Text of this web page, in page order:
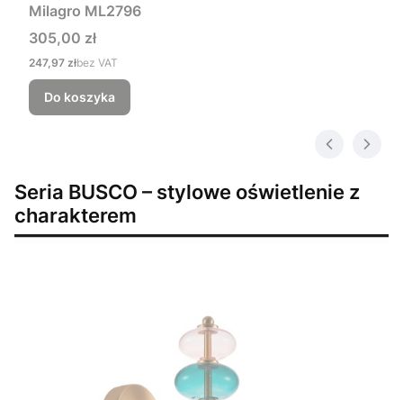
Milagro ML2796
Cena
305,00 zł
Cena
247,97 złbez VAT
Do koszyka
Seria BUSCO – stylowe oświetlenie z
charakterem